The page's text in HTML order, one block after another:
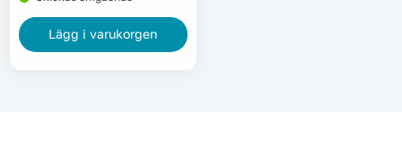
Maskiner
Lägg i varukorgen